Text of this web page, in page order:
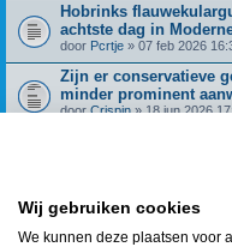
Hobrinks
achtste dag in
door Pcrtje » 07 feb 2026
Zijn er conservatieve
minder prominent
doorCrispin» 18 jun 2026
Wat geloof je over de
doorHuisje_op_de_hei» 28
Wij gebruiken cookies
We kunnen deze plaatsen voor